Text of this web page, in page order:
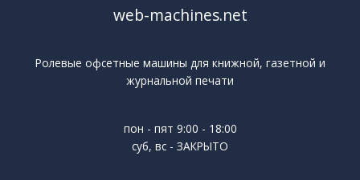
web-machines.net
Ролевые офсетные машины для книжной, газетной и
журнальной печати
пон - пят 9:00 - 18:00
суб, вс - ЗАКРЫТО